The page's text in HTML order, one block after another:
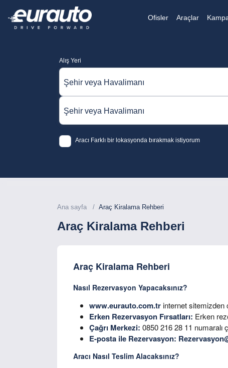
Ofisler Araçlar
Alış Yeri
Şehir veya Havalimanı
Şehir veya Havalimanı
Aracı Farklı bir lokasyonda bırakmak istiyorum
Ana sayfa Araç Kiralama Rehberi
Araç Kiralama Rehberi
Araç Kiralama Rehberi
Nasıl Rezervasyon Yapacaksınız?
www.eurauto.com.trinternet sitemizden
Erken Rezervasyon Fırsatları: Erken
Çağrı Merkezi: 0850 216 28 11 numaralı
E-posta ile Rezervasyon:
Aracı Nasıl Teslim Alacaksınız?